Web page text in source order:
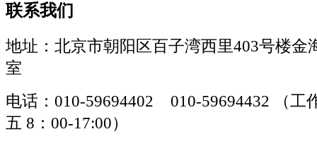
联系我们
地址：北京市朝阳区百子湾西里403号楼金
室
电话：010-59694402 010-59694432 （工
五 8：00-17:00）